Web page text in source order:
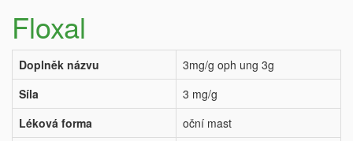
Floxal
Doplněk názvu
3mg/g oph ung 3g
Síla
3 mg/g
Léková forma
oční mast